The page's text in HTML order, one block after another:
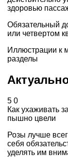
здоровью
Обязательный
или четвертом
Иллюстрации к
разделы
5 0
Как ухаживать
пышно цвели
Розы лучше
себя
уделять им